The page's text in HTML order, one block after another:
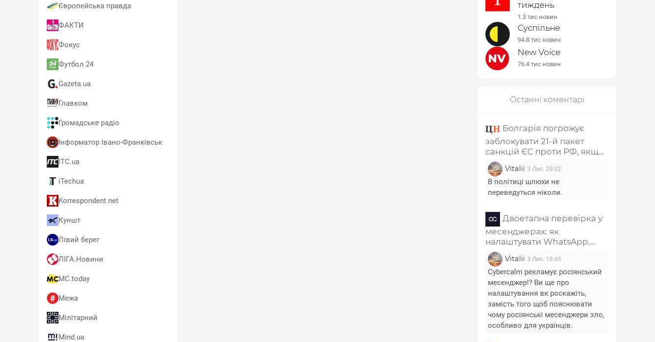
Європейська правда
ФАКТИ
Фокус
Футбол 24
Gazeta.ua
Главком
Громадське радіо
Інформатор Івано-Франківськ
ITC.ua
iTechua
Korrespondent.net
Куншт
Лівий берег
ЛІГА.Новини
MC.today
Межа
Мілітарний
Mind.ua
тиждень
1.3 тис новин
Суспільне
94.8 тис новин
New Voice
76.4 тис новин
Останні коментарі
Болгарія погрожує
заблокувати 21-й пакет
санкцій ЄС проти РФ, якщо
з нього не приберуть главу
РПЦ Кирила та
співзасновника "Лукойла"
Vitalii 3 Лип. 20:02
В політиці шлюхи не
переведуться ніколи.
Двоетапна перевірка у
месенджерах: як
налаштувати WhatsApp,
Telegram, Signal, Viber і
Messenger
Vitalii 3 Лип. 10:45
Cybercalm рекламує росіянський
месенджер!? Ви ще про
налаштування вк роскажіть,
замість того щоб пояснювати
чому росіянські месенджери зло,
особливо для українців.